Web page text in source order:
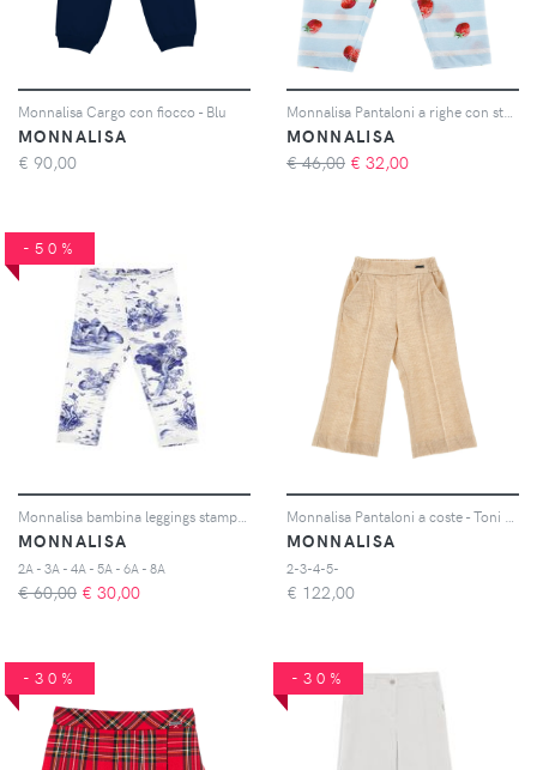
Monnalisa Cargo con fiocco - Blu
MONNALISA
€ 90,00
MONNALISA
€ 46,00 € 32,00
-50%
MONNALISA
2A - 3A - 4A - 5A - 6A - 8A
€ 60,00 € 30,00
MONNALISA
2-3-4-5-
€ 122,00
-30% -30%